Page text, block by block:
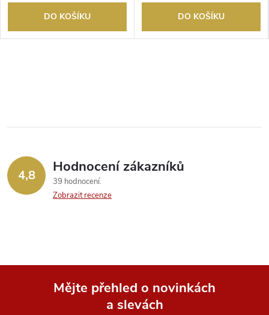
DO KOŠÍKU DO KOŠÍKU
4,8 Hodnocení zákazníků
39 hodnocení
Zobrazit recenze
Mějte přehled o novinkách
a slevách